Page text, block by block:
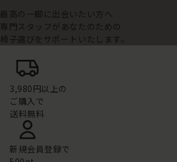
最高の一脚に出会いたい方へ
専門スタッフがあなたのための
椅子選びをサポートいたします。
3,980円以上の
ご購入で
送料無料
新規会員登録で